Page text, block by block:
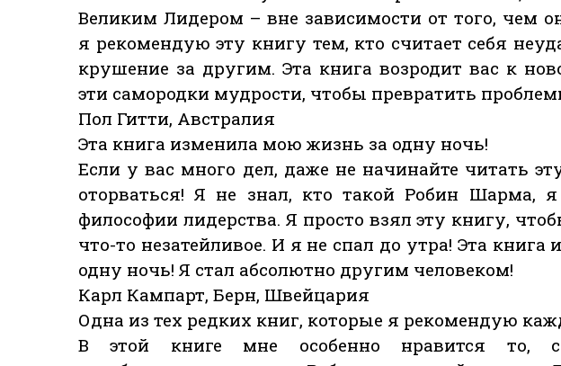
Великим Лидером – вне зависимости от того, чем
я рекомендую эту книгу тем, кто считает себя
крушение за другим. Эта книга возродит вас к
эти самородки мудрости, чтобы превратить
Пол Гитти, Австралия
Эта книга изменила мою жизнь за одну ночь!
Если у вас много дел, даже не начинайте читать
оторваться! Я не знал, кто такой Робин Шарма,
философии лидерства. Я просто взял эту книгу,
что-то незатейливое. И я не спал до утра! Эта
одну ночь! Я стал абсолютно другим человеком!
Карл Кампарт, Берн, Швейцария
Одна из тех редких книг, которые я рекомендую
В этой книге мне особенно нравится то,